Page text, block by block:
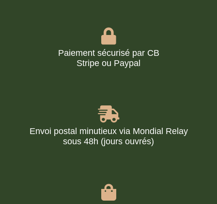
Paiement sécurisé par CB
Stripe ou Paypal
Envoi postal minutieux via Mondial Relay
sous 48h (jours ouvrés)